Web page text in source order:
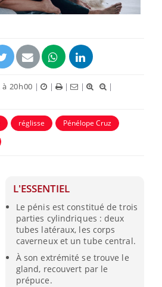
20h00 | | | |
|
réglisse
Pénélope Cruz
L'ESSENTIEL
Le pénis est constitué de trois
parties cylindriques : deux
tubes latéraux, les corps
caverneux et un tube central.
À son extrémité se trouve le
gland, recouvert par le
prépuce.